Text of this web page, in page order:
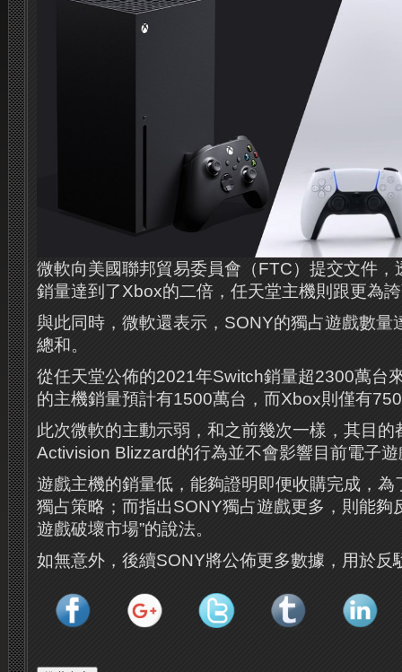
微軟向美國聯邦貿易委員會（FTC）提交文件
銷量達到了Xbox的二倍，任天堂主機則跟更為
與此同時，微軟還表示，SONY的獨占遊戲數量
總和。
從任天堂公佈的2021年Switch銷量超2300萬台
的主機銷量預計有1500萬台，而Xbox則僅有
此次微軟的主動示弱，和之前幾次一樣，其目
Activision Blizzard的行為並不會影響目前電子
遊戲主機的銷量低，能夠證明即便收購完成，為
獨占策略；而指出SONY獨占遊戲更多，則能夠
遊戲破壞市場”的說法。
如無意外，後續SONY將公佈更多數據，用於反